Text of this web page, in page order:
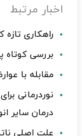
اخبار مرتبط
راهکاری
بررسی کوتاه
مقابله با
نوردرمانی
درمان سایر
علت اصلی